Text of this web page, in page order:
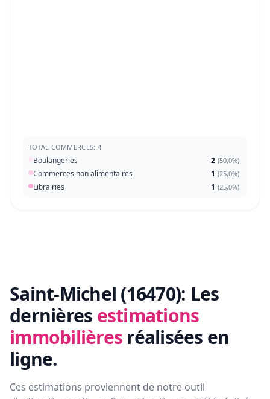
TOTAL COMMERCES: 4
Boulangeries 2 (50,0%)
Commerces non alimentaires 1 (25,0%)
Librairies 1 (25,0%)
Saint-Michel (16470): Les
dernières estimations
immobilières réalisées en
ligne.
Ces estimations proviennent de notre outil